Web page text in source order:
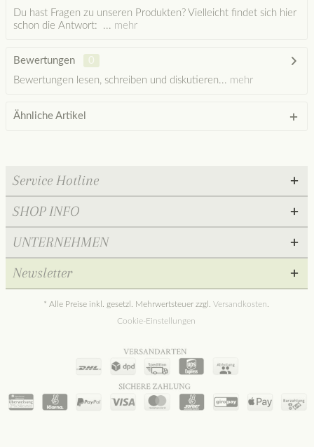
Du hast Fragen zu unseren Produkten? Vielleicht findet sich hier
schon die Antwort: ... mehr
Bewertungen
0
Bewertungen lesen, schreiben und diskutieren... mehr
Ähnliche Artikel
Service Hotline
SHOP INFO
UNTERNEHMEN
Newsletter
* Alle Preise inkl. gesetzl. Mehrwertsteuer zzgl.Versandkosten
Cookie-Einstellungen